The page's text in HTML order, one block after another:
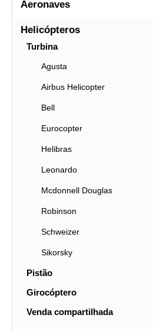
Aeronaves
Helicópteros
Turbina
Agusta
Airbus Helicopter
Bell
Eurocopter
Helibras
Leonardo
Mcdonnell Douglas
Robinson
Schweizer
Sikorsky
Pistão
Girocóptero
Venda compartilhada